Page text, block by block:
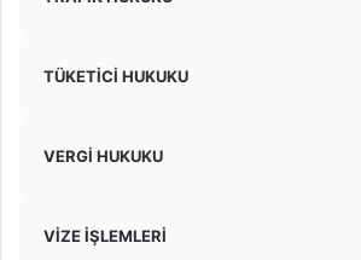
TÜKETİCİ HUKUKU
VERGİ HUKUKU
VİZE İŞLEMLERİ